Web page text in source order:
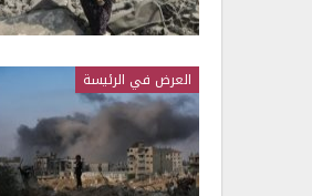
العرض في الرئيسة